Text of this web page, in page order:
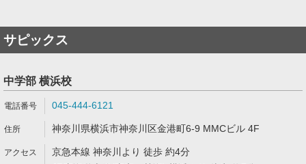
サピックス
中学部 横浜校
045-444-6121
神奈川県横浜市神奈川区金港町6-9 MMCビル 4F
京急本線 神奈川より 徒歩 約4分